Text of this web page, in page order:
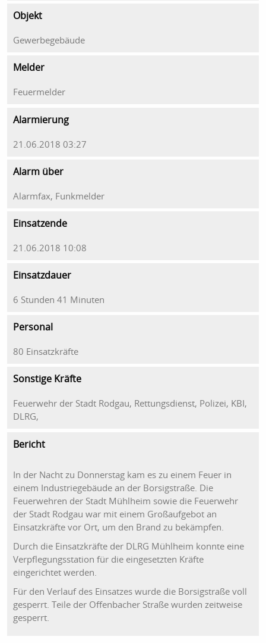
Objekt
Gewerbegebäude
Melder
Feuermelder
Alarmierung
21.06.2018 03:27
Alarm über
Alarmfax, Funkmelder
Einsatzende
21.06.2018 10:08
Einsatzdauer
6 Stunden 41 Minuten
Personal
80 Einsatzkräfte
Sonstige Kräfte
Feuerwehr der Stadt Rodgau, Rettungsdienst, Polizei, KBI,
DLRG,
Bericht
In der Nacht zu Donnerstag kam es zu einem Feuer in
einem Industriegebäude an der Borsigstraße. Die
Feuerwehren der Stadt Mühlheim sowie die Feuerwehr
der Stadt Rodgau war mit einem Großaufgebot an
Einsatzkräfte vor Ort, um den Brand zu bekämpfen.
Durch die Einsatzkräfte der DLRG Mühlheim konnte eine
Verpflegungsstation für die eingesetzten Kräfte
eingerichtet werden.
Für den Verlauf des Einsatzes wurde die Borsigstraße voll
gesperrt. Teile der Offenbacher Straße wurden zeitweise
gesperrt.